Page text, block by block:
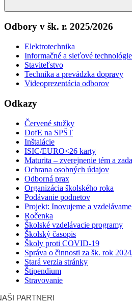
Search
Odbory v šk. r. 2025/2026
Elektrotechnika
Informačné a sieťové technológie
Staviteľstvo
Technika a prevádzka dopravy
Videoprezentácia odborov
Odkazy
Červené stužky
DofE na SPŠT
Inštalácie
ISIC/EURO<26 karty
Maturita – zverejnenie tém a
Ochrana osobných údajov
Odborná prax
Organizácia školského roka
Podávanie podnetov
Projekt: Inovujeme a
Ročenka
Školské vzdelávacie programy
Školský časopis
Školy proti COVID-19
Správa o činnosti za šk. rok
Stará verzia stránky
Štipendium
Stravovanie